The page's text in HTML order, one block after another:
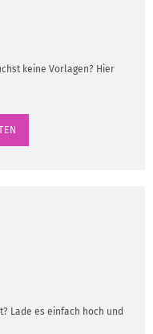
keine Vorlagen? Hier
Lade es einfach hoch und